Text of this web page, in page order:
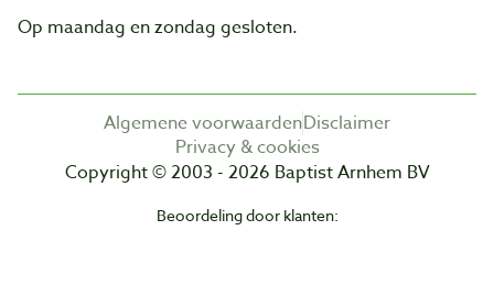
Op maandag en zondag gesloten.
Algemene voorwaardenDisclaimer
Privacy & cookies
Copyright © 2003 - 2026 Baptist Arnhem BV
Beoordeling door klanten: